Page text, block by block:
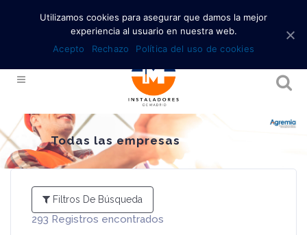
Todas las empresas
Filtros De Búsqueda
293 Registros encontrados
Utilizamos cookies para asegurar que damos la mejor
experiencia al usuario en nuestra web.
Acepto
Rechazo Política del uso de cookies